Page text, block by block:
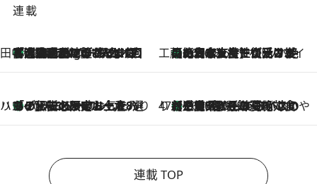
連載
田中稲の勝手に再ブーム
1 Hour Ago
「湘南乃風に憧れて」観客大盛上がりの“タオル回し”に、ラッパー顔負けの高速歌唱まで…さだまさし（74）のアグレッシブすぎる現在地 工藤まやのおもてなしハワイ
2026.8.6
【ハワイ土産】ローカルの絶大な支持で復活！ 絶品の幻クッキー《元ファンの日本人女性が受け継いだ名店》
ハワイ賢者 リサのお気に入りリスト2026.8.6
あの伝説の限定トートも！ リニューアルした「ディーン＆デルーカ ハワイ」で必須のお土産8選 47都道府県の手みやげ ひんやりスイーツで夏を満喫
2026.8.6
【三重県】この夏絶対食べたい 冷やしておいしいおやつ3選 お餅×アイスの新感覚スイーツ
連載 TOP